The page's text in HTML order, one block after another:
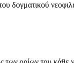
δογματικού